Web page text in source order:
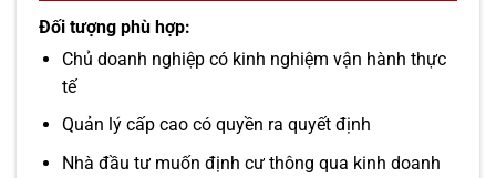
Đối tượng phù hợp:
Chủ doanh nghiệp có kinh nghiệm vận hành thực
tế
Quản lý cấp cao có quyền ra quyết định
Nhà đầu tư muốn định cư thông qua kinh doanh